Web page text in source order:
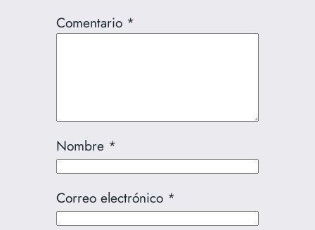
Comentario *
Nombre *
Correo electrónico *